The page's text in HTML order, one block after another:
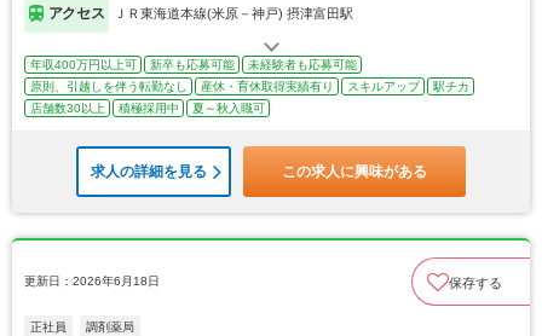
アクセス ＪＲ東海道本線(米原－神戸) 摂津富田駅
年収400万円以上可 新卒も応募可能
未経験者も応募可能
原則、引越しを伴う転勤なし
産休・育休取得実績有り スキルアップ
駅チカ
店舗数30以上
積極採用中 夏～秋入職可
求人の詳細を見る この求人に興味がある
更新日：2026年6月18日 保存する
正社員 調剤薬局